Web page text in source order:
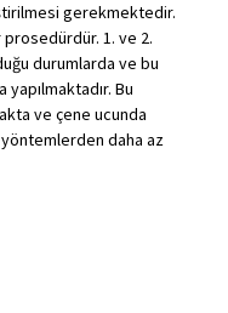
gerekmektedir.
1. ve 2.
durumlarda ve bu
Bu
ve çene ucunda
daha az